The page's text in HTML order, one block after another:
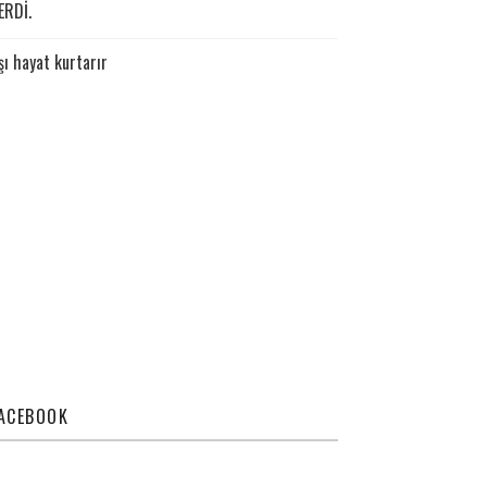
hayat kurtarır